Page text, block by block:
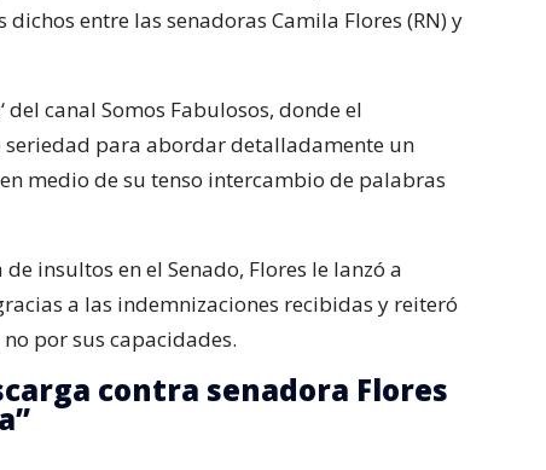
entre las senadoras Camila Flores (RN) y
‘ del canal Somos Fabulosos, donde el
para abordar detalladamente un
medio de su tenso intercambio de palabras
insultos en el Senado, Flores le lanzó a
a las indemnizaciones recibidas y reiteró
por sus capacidades.
contra senadora Flores